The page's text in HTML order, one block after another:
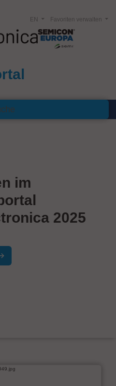
Favoriten verwalten
EN
im
2025